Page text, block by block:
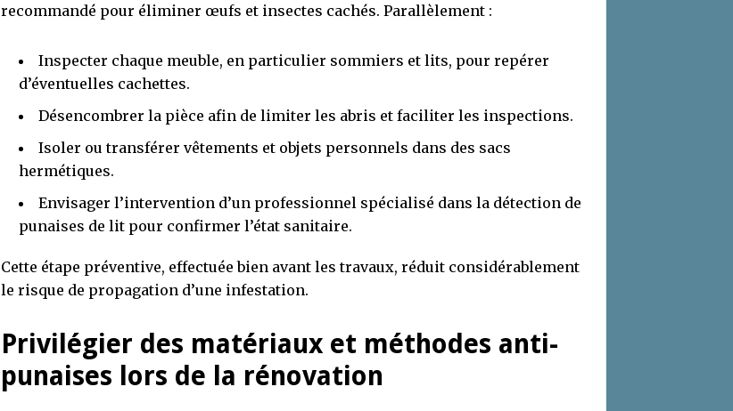
recommandé pour éliminer œufs et insectes cachés. Parallèlement :
Inspecter chaque meuble, en particulier sommiers et lits, pour repérer
d’éventuelles cachettes.
Désencombrer la pièce afin de limiter les abris et faciliter les inspections.
Isoler ou transférer vêtements et objets personnels dans des sacs
hermétiques.
Envisager l’intervention d’un professionnel spécialisé dans la détection de
punaises de lit pour confirmer l’état sanitaire.
Cette étape préventive, effectuée bien avant les travaux, réduit considérablement
le risque de propagation d’une infestation.
Privilégier des matériaux et méthodes anti-
punaises lors de la rénovation